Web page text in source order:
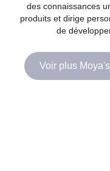
des connaissances
produits et dirige
de
Voir plus